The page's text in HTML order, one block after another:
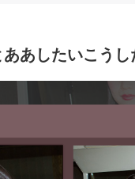
あしたいこう